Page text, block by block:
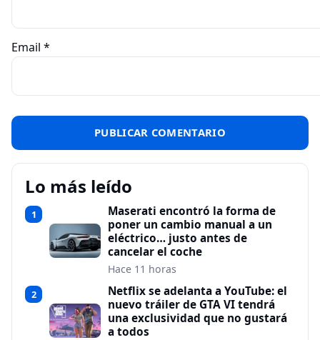
Email *
Lo más leído
1
Maserati encontró la forma de
poner un cambio manual a un
eléctrico… justo antes de
cancelar el coche
Hace 11 horas
2
Netflix se adelanta a YouTube: el
nuevo tráiler de GTA VI tendrá
una exclusividad que no gustará
a todos